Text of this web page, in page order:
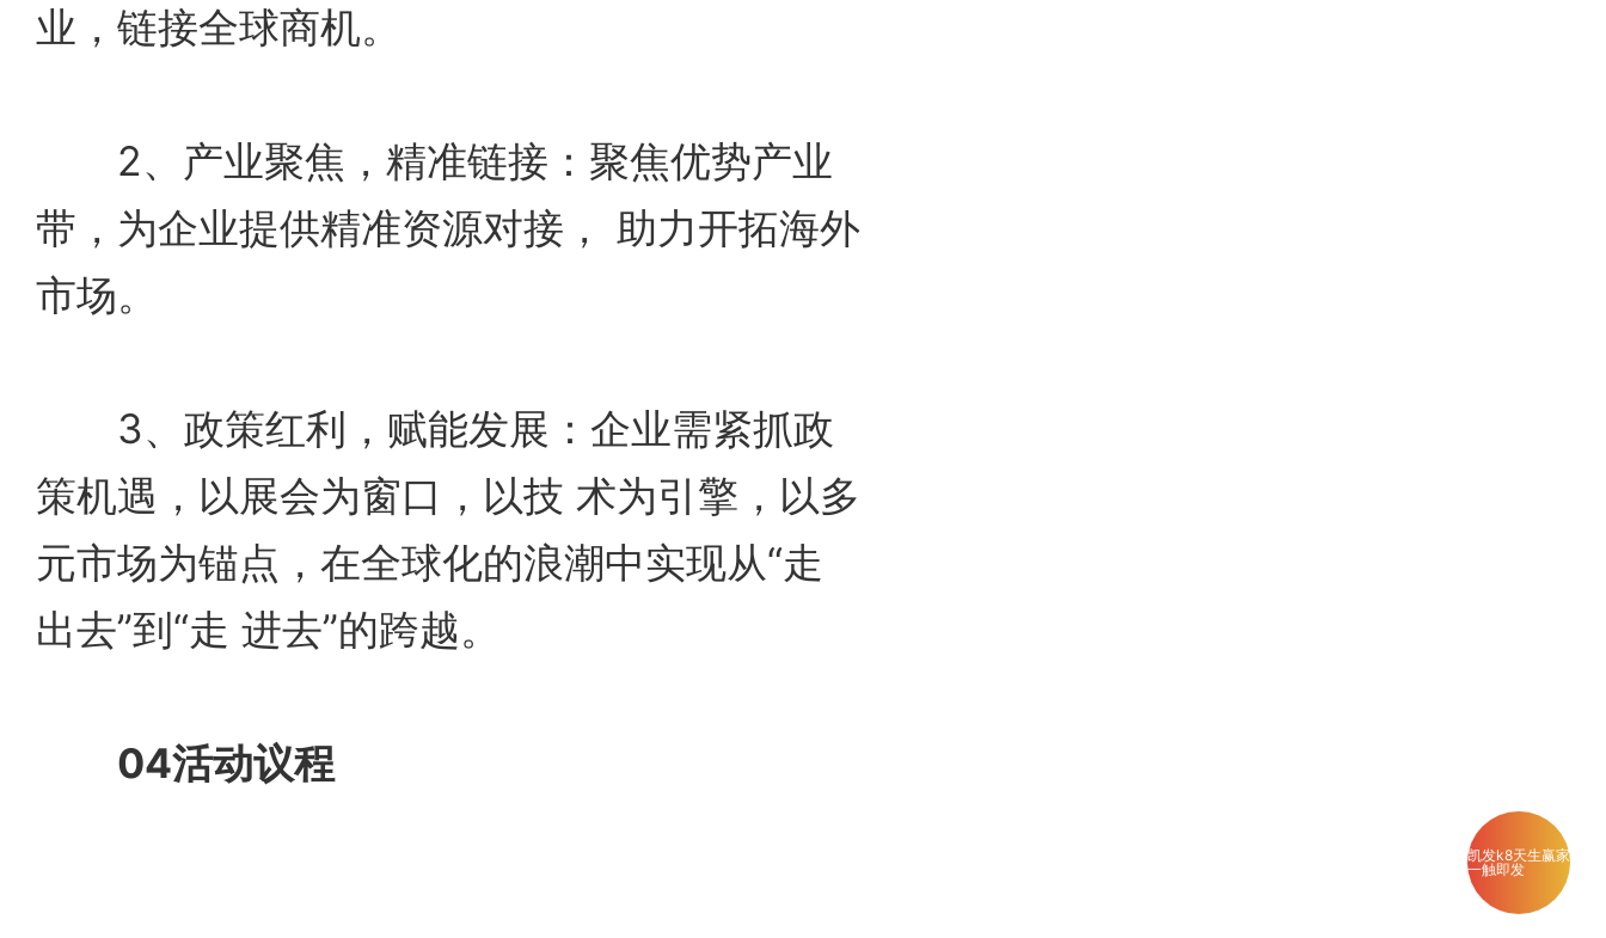
业，链接全球商机。
2、产业聚焦，精准链接：聚焦优势产业
带，为企业提供精准资源对接， 助力开拓海外
市场。
3、政策红利，赋能发展：企业需紧抓政
策机遇，以展会为窗口，以技 术为引擎，以多
元市场为锚点，在全球化的浪潮中实现从“走
出去”到“走 进去”的跨越。
04活动议程
凯发k8天生赢家
一触即发